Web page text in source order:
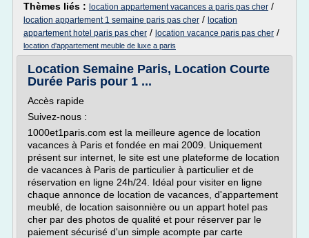
Thèmes liés : location appartement vacances a paris pas cher /
location appartement 1 semaine paris pas cher / location
appartement hotel paris pas cher / location vacance paris pas cher /
location d'appartement meuble de luxe a paris
Location Semaine Paris, Location Courte
Durée Paris pour 1 ...
Accès rapide
Suivez-nous :
1000et1paris.com est la meilleure agence de location
vacances à Paris et fondée en mai 2009. Uniquement
présent sur internet, le site est une plateforme de location
de vacances à Paris de particulier à particulier et de
réservation en ligne 24h/24. Idéal pour visiter en ligne
chaque annonce de location de vacances, d'appartement
meublé, de location saisonnière ou un appart hotel pas
cher par des photos de qualité et pour réserver par le
paiement sécurisé d'un simple acompte par carte